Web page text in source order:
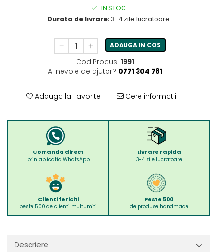
IN STOC
Durata de livrare: 3-4 zile lucratoare
ADAUGA IN COS
Cod Produs: 1991
Ai nevoie de ajutor? 0771 304 781
Adauga la Favorite Cere informatii
Comanda direct
prin aplicatia WhatsApp
Livrare rapida
3-4 zile lucratoare
Clienti fericiti
peste 500 de clienti multumiti
Peste 500
de produse handmade
Descriere